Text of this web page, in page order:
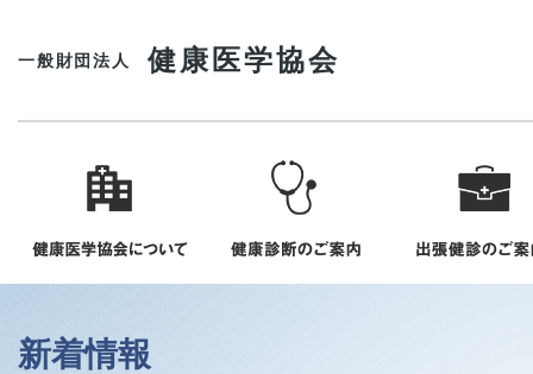
一般財団法人 健康医学協会
新着情報